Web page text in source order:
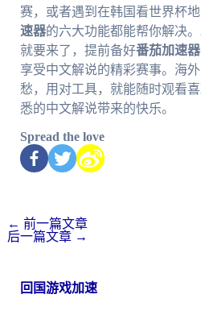
赛，或者遇到在韩国看世界杯地
速器的六大功能都能帮你解决
就要来了，提前备好番茄加速器
享受中文解说的精彩赛事。海
愁，用对工具，就能随时观看
悉的中文解说带来的快乐。
Spread the love
← 前一篇文章
后一篇文章 →
回国游戏加速